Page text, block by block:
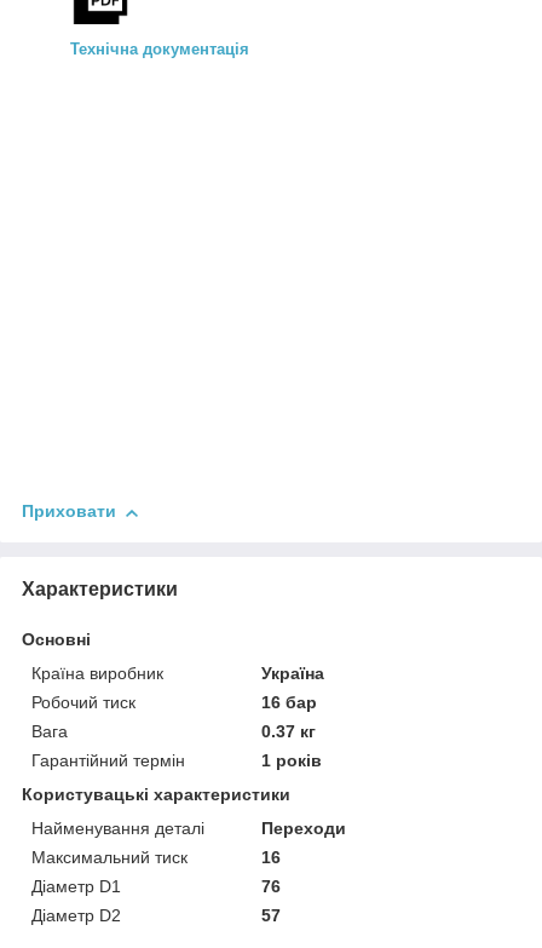
Технічна документація
Приховати
Характеристики
Основні
Країна виробник
Україна
Робочий тиск
16 бар
Вага
0.37 кг
Гарантійний термін
1 років
Користувацькi характеристики
Найменування деталі
Переходи
Максимальний тиск
16
Діаметр D1
76
Діаметр D2
57